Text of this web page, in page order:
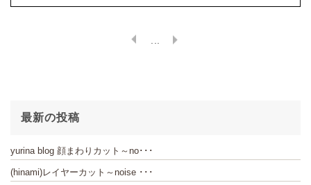
最新の投稿
yurina blog 顔まわりカット～no･･･
(hinami)レイヤーカット～noise ･･･